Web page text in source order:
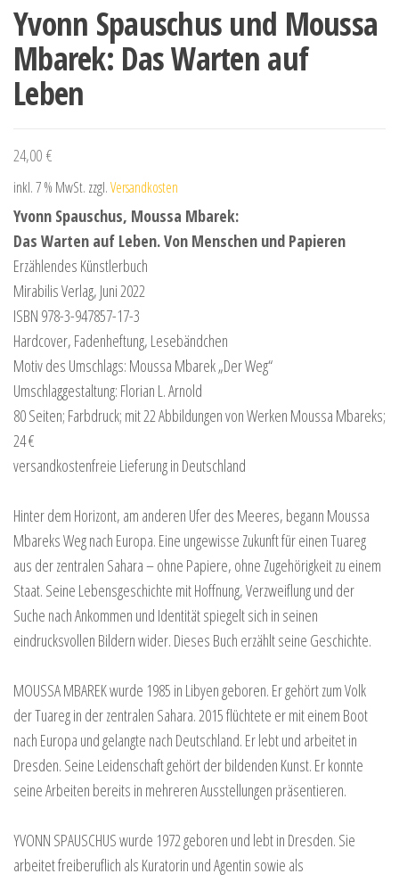
Yvonn Spauschus und Moussa
Mbarek: Das Warten auf
Leben
24,00 €
inkl. 7 % MwSt. zzgl.Versandkosten
Yvonn Spauschus, Moussa Mbarek:
Das Warten auf Leben. Von Menschen und Papieren
Erzählendes Künstlerbuch
Mirabilis Verlag, Juni 2022
ISBN 978-3-947857-17-3
Hardcover, Fadenheftung, Lesebändchen
Motiv des Umschlags: Moussa Mbarek „Der Weg“
Umschlaggestaltung: Florian L. Arnold
80 Seiten; Farbdruck; mit 22 Abbildungen von Werken Moussa Mbareks;
24 €
versandkostenfreie Lieferung in Deutschland
Hinter dem Horizont, am anderen Ufer des Meeres, begann Moussa
Mbareks Weg nach Europa. Eine ungewisse Zukunft für einen Tuareg
aus der zentralen Sahara – ohne Papiere, ohne Zugehörigkeit zu einem
Staat. Seine Lebensgeschichte mit Hoffnung, Verzweiflung und der
Suche nach Ankommen und Identität spiegelt sich in seinen
eindrucksvollen Bildern wider. Dieses Buch erzählt seine Geschichte.
MOUSSA MBAREK wurde 1985 in Libyen geboren. Er gehört zum Volk
der Tuareg in der zentralen Sahara. 2015 flüchtete er mit einem Boot
nach Europa und gelangte nach Deutschland. Er lebt und arbeitet in
Dresden. Seine Leidenschaft gehört der bildenden Kunst. Er konnte
seine Arbeiten bereits in mehreren Ausstellungen präsentieren.
YVONN SPAUSCHUS wurde 1972 geboren und lebt in Dresden. Sie
arbeitet freiberuflich als Kuratorin und Agentin sowie als